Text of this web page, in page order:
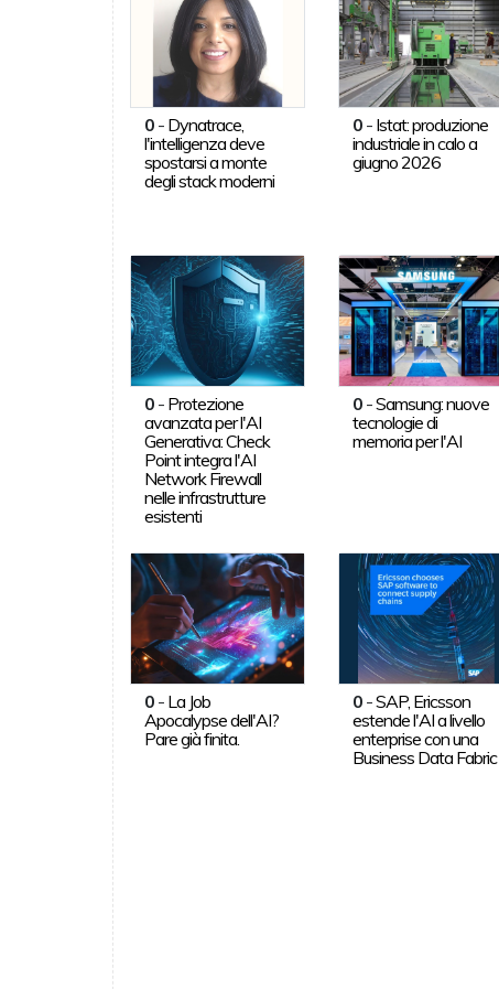
0- Dynatrace,
l'intelligenza deve
spostarsi a monte
degli stack moderni
0 - Istat: produzione
industriale in calo a
giugno 2026
0- Protezione
avanzata per l'AI
Generativa: Check
Point integra l'AI
Network Firewall
nelle infrastrutture
esistenti
0 -Samsung: nuove
tecnologie di
memoria per l'AI
0- La Job
Apocalypse dell'AI?
Pare già finita.
0 -SAP, Ericsson
estende l'AI a livello
enterprise con una
Business Data Fabric